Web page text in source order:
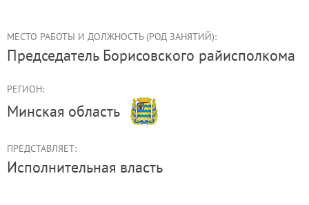
МЕСТО РАБОТЫ И ДОЛЖНОСТЬ (РОД ЗАНЯТИЙ):
председатель Борисовского райисполкома
РЕГИОН:
Минская область
ПРЕДСТАВЛЯЕТ:
Иcполнительная власть